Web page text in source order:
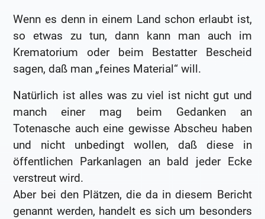
Wenn es denn in einem Land schon erlaubt ist,
so etwas zu tun, dann kann man auch im
Krematorium oder beim Bestatter Bescheid
sagen, daß man „feines Material“ will.
Natürlich ist alles was zu viel ist nicht gut und
manch einer mag beim Gedanken an
Totenasche auch eine gewisse Abscheu haben
und nicht unbedingt wollen, daß diese in
öffentlichen Parkanlagen an bald jeder Ecke
verstreut wird.
Aber bei den Plätzen, die da in diesem Bericht
genannt werden, handelt es sich um besonders